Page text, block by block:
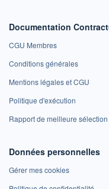
Documentation
CGU Membres
Conditions générales
Mentions légales et CGU
Politique d'exécution
Rapport de meilleure
Données personnelles
Gérer mes cookies